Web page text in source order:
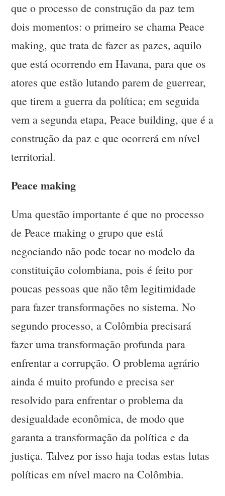
que o processo de construção da paz tem
dois momentos: o primeiro se chama Peace
making, que trata de fazer as pazes, aquilo
que está ocorrendo em Havana, para que os
atores que estão lutando parem de guerrear,
que tirem a guerra da política; em seguida
vem a segunda etapa, Peace building, que é a
construção da paz e que ocorrerá em nível
territorial.
Peace making
Uma questão importante é que no processo
de Peace making o grupo que está
negociando não pode tocar no modelo da
constituição colombiana, pois é feito por
poucas pessoas que não têm legitimidade
para fazer transformações no sistema. No
segundo processo, a Colômbia precisará
fazer uma transformação profunda para
enfrentar a corrupção. O problema agrário
ainda é muito profundo e precisa ser
resolvido para enfrentar o problema da
desigualdade econômica, de modo que
garanta a transformação da política e da
justiça. Talvez por isso haja todas estas lutas
políticas em nível macro na Colômbia.